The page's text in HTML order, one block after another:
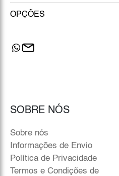
OPÇÕES
SOBRE NÓS
Sobre nós
Informações de Envio
Política de Privacidade
Termos e Condições de